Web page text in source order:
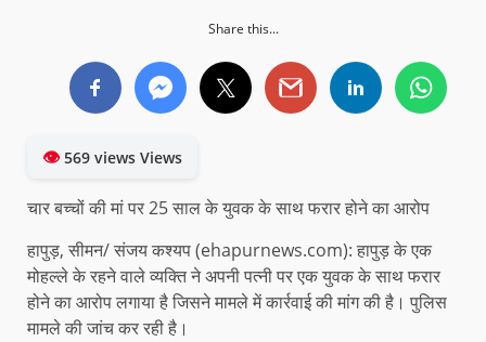
Share this...
👁569 views Views
चार बच्चों की मां पर 25 साल के युवक के साथ फरार होने का आरोप
हापुड़, सीमन/ संजय कश्यप (ehapurnews.com): हापुड़ के एक
मोहल्ले के रहने वाले व्यक्ति ने अपनी पत्नी पर एक युवक के साथ फरार
होने का आरोप लगाया है जिसने मामले में कार्रवाई की मांग की है। पुलिस
मामले की जांच कर रही है।